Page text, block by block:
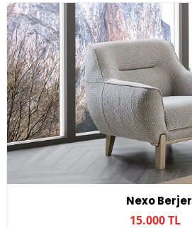
Nexo Berjer
15.000 TL